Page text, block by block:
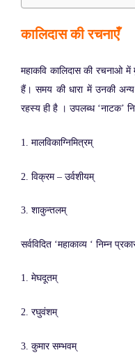
कालिदास की रचनाएँ
महाकवि कालिदास की रचनाओ
हैं। समय की धारा में उनकी
रहस्य ही है । उपलब्ध ‘नाटक’
1. मालविकाग्निमित्रम्
2. विक्रम – उर्वशीयम्
3. शाकुन्तलम्
सर्वविदित ‘महाकाव्य ‘ निम्न
1. मेघदूतम्
2. रघुवंशम्
3. कुमार सम्भवम्